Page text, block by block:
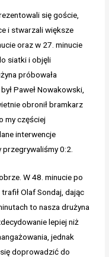
się goście,
i stwarzali większe
oraz w 27. minucie
siatki i objęli
próbowała
Paweł Nowakowski,
obronił bramkarz
my częściej
interwencje
0:2.
W 48. minucie po
Olaf Sondaj, dając
to nasza drużyna
lepiej niż
jednak
doprowadzić do